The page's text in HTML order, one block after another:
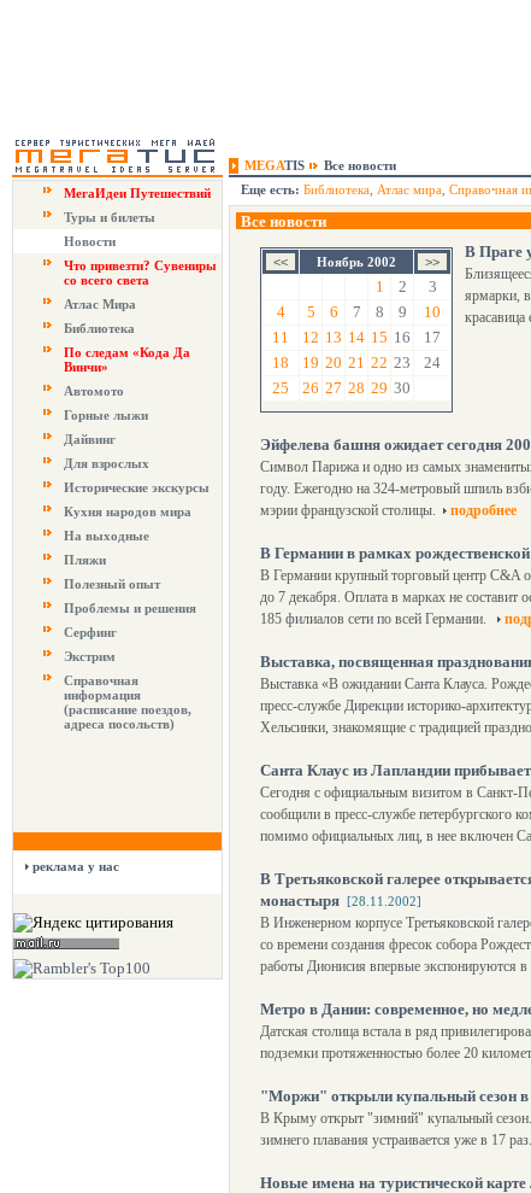
MEGATIS
Все новости
МегаИдеи Путешествий
Туры и билеты
Новости
Что привезти? Сувениры
со всего света
Атлас Мира
Библиотека
По следам «Кода Да
Винчи»
Автомото
Горные лыжи
Дайвинг
Для взрослых
Исторические экскурсы
Кухня народов мира
На выходные
Пляжи
Полезный опыт
Проблемы и решения
Серфинг
Экстрим
Справочная
информация
(расписание поездов,
адреса посольств)
реклама у нас
Еще есть: Библиотека Атлас мира Справочная
Все новости
Ноябрь 2002
1 2
3
4
5 6 7 8 9
10
11
12 13 14 15 16
17
18
19 20 21 22 23
24
25
26 27 28 29 30
В Праге
ярмарки,
Эйфелева башня ожидает сегодня
Символ Парижа и одно из самых
году. Ежегодно на 324-метровый шпиль
мэрии французской столицы.
подробнее
В Германии в рамках
В Германии крупный торговый центр C&A
до 7 декабря. Оплата в марках не составит
185 филиалов сети по всей Германии.
Выставка, посвященная
Выставка «В ожидании Санта Клауса.
пресс-службе Дирекции историко-
Хельсинки, знакомящие с традицией
Санта Клаус из Лапландии
Сегодня с официальным визитом в Санкт-
сообщили в пресс-службе петербургского
помимо официальных лиц, в нее включен
В Третьяковской галерее
монастыря [28.11.2002]
В Инженерном корпусе Третьяковской
со времени создания фресок собора
работы Дионисия впервые экспонируются в
Метро в Дании: современное, но
Датская столица встала в ряд
подземки протяженностью более 20
"Моржи" открыли купальный сезон
В Крыму открыт "зимний" купальный
зимнего плавания устраивается уже в 17 раз.
Новые имена на туристической